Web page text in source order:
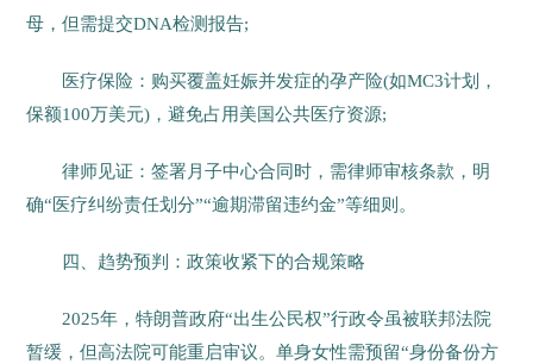
母，但需提交DNA检测报告;
医疗保险：购买覆盖妊娠并发症的孕产险(如MC3计划，
保额100万美元)，避免占用美国公共医疗资源;
律师见证：签署月子中心合同时，需律师审核条款，明
确“医疗纠纷责任划分”“逾期滞留违约金”等细则。
四、趋势预判：政策收紧下的合规策略
2025年，特朗普政府“出生公民权”行政令虽被联邦法院
暂缓，但高法院可能重启审议。单身女性需预留“身份备份方